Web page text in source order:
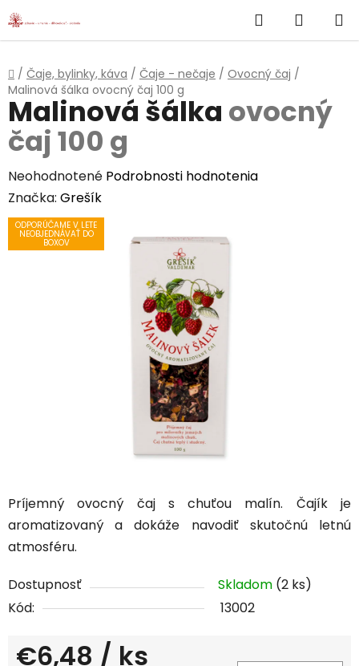
Prejsť
na
Hľadať
KOŠÍK
Domov
/ Čaje, bylinky, káva / Čaje - nečaje / Ovocný čaj /
Malinová šálka ovocný čaj 100 g
Príjemný ovocný čaj s chuťou malín. Čajík je
aromatizovaný a dokáže navodiť skutočnú letnú
atmosféru.
Dostupnosť Skladom (2 ks)
Kód:
13002
€6,48 / ks
Malinová šálka ovocný
čaj 100 g
Priemerné
hodnotenie
produktu
Neohodnotené Podrobnosti hodnotenia
Značka: Grešík
ODPORÚČAME V LETE
NEOBJEDNÁVAŤ DO
BOXOV